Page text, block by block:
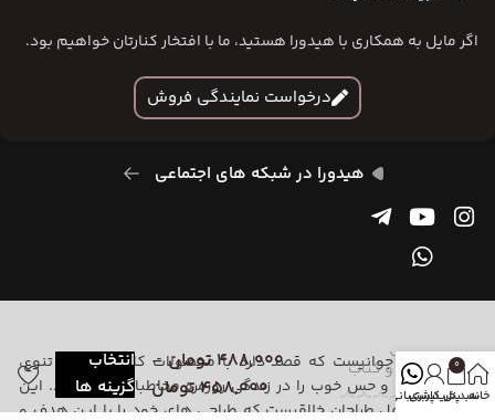
اگر مایل به همکاری با هیدورا هستید، ما با افتخار کنارتان خواهیم بود.
درخواست نمایندگی فروش
هیدورا در شبکه های اجتماعی
هیدورا تیم جوانیست که قصد دارد با محصولات کاربردی خود، تنوع،
خلاقیت، رنگ و حس خوب را در زندگی روزمره مخاطبانش بگنجاند. این
مجموعه شامل طراحان خلاقیست که طراحی های خود را با این هدف و
مینی‌ماگ
چای و کتاب
488,000 تومان–
458,000تومان
انتخاب
گزینه ها
خانه
0
سبد خرید
پنل کاربری
پشتیبانی